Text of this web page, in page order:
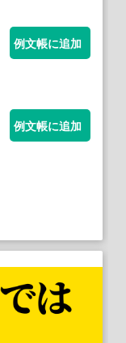
例文帳に追加
例文帳に追加